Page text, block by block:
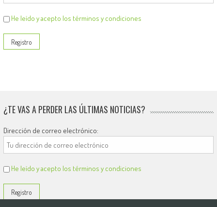
He leído y acepto los términos y condiciones
¿TE VAS A PERDER LAS ÚLTIMAS NOTICIAS?
Dirección de correo electrónico:
He leído y acepto los términos y condiciones